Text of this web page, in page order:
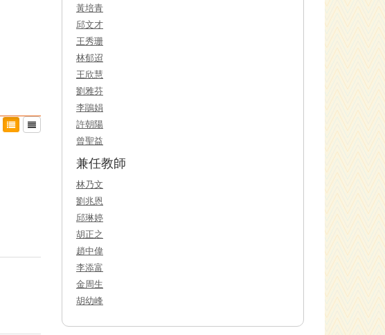
黃培青
邱文才
王秀珊
林郁迢
王欣慧
劉雅芬
李鵑娟
許朝陽
曾聖益
兼任教師
林乃文
劉兆恩
邱琳婷
胡正之
趙中偉
李添富
金周生
胡幼峰